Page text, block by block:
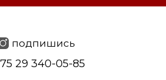
подпишись
29 340-05-85